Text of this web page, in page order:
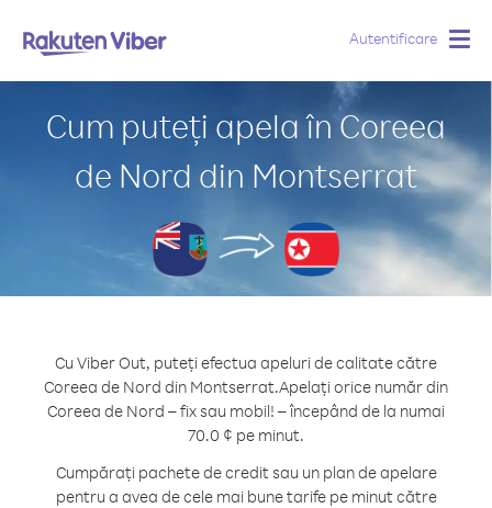
Autentificare
Cum puteți apela în Coreea
de Nord din Montserrat
Cu Viber Out, puteți efectua apeluri de calitate către
Coreea de Nord din Montserrat.Apelați orice număr din
Coreea de Nord – fix sau mobil! – începând de la numai
70.0 ¢ pe minut.
Cumpărați pachete de credit sau un plan de apelare
pentru a avea de cele mai bune tarife pe minut către